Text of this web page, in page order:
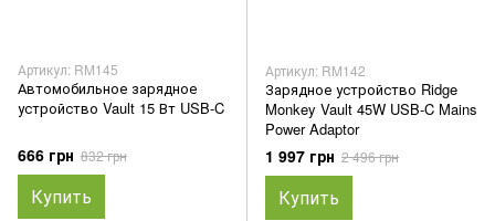
Артикул: RM145
Автомобильное зарядное
устройство Vault 15 Вт USB-C
666 грн 832 грн
Купить
Артикул: RM142
Зарядное устройство Ridge
Monkey Vault 45W USB-C Mains
Power Adaptor
1 997 грн 2 496 грн
Купить